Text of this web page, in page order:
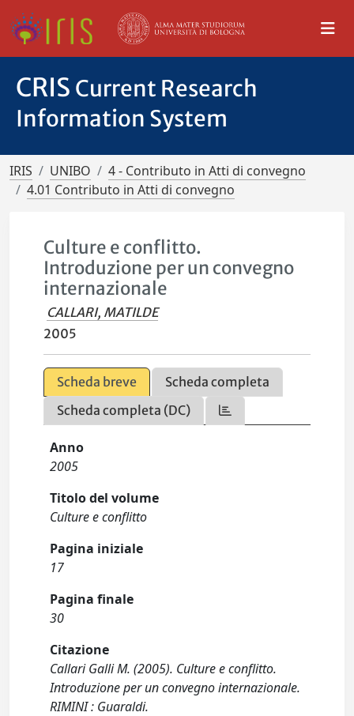
CRIS Current Research
Information System
IRIS UNIBO
4 - Contributo in Atti di convegno
4.01 Contributo in Atti di convegno
Culture e conflitto.
Introduzione per un convegno
internazionale
CALLARI, MATILDE
2005
Scheda breve
Scheda completa
Scheda completa (DC)
Anno
2005
Titolo del volume
Culture e conflitto
Pagina iniziale
17
Pagina finale
30
Citazione
Callari Galli M. (2005). Culture e conflitto.
Introduzione per un convegno internazionale.
RIMINI : Guaraldi.